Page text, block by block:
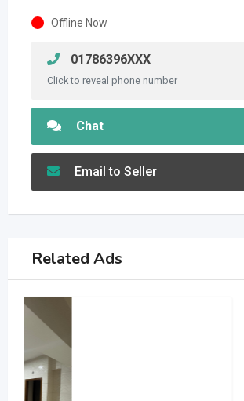
Offline Now
01786396XXX
Click to reveal phone number
Chat
Email to Seller
Related Ads